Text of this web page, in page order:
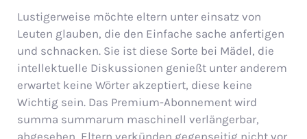
Lustigerweise möchte eltern unter einsatz von
Leuten glauben, die den Einfache sache anfertigen
und schnacken. Sie ist diese Sorte bei Mädel, die
intellektuelle Diskussionen genießt unter anderem
erwartet keine Wörter akzeptiert, diese keine
Wichtig sein. Das Premium-Abonnement wird
summa summarum maschinell verlängerbar,